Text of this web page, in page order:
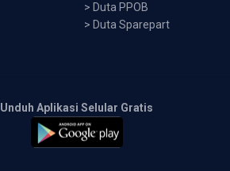
> Duta PPOB
> Duta Sparepart
Unduh Aplikasi Selular Gratis